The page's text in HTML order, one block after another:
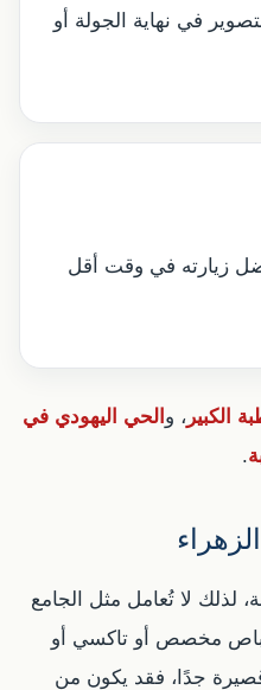
في نهاية الجولة أو
زيارته في وقت أقل
الكبير ، و الحي اليهودي في
.
لذلك لا تُعامل مثل الجامع
باص مخصص أو تاكسي أو
جدًا، فقد يكون من